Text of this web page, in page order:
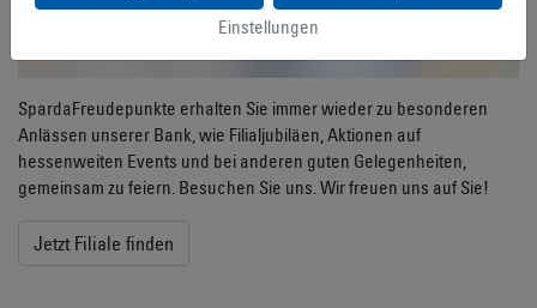
Einstellungen
SpardaFreudepunkte erhalten Sie immer wieder zu besonderen
Anlässen unserer Bank, wie Filialjubiläen, Aktionen auf
hessenweiten Events und bei anderen guten Gelegenheiten,
gemeinsam zu feiern. Besuchen Sie uns. Wir freuen uns auf Sie!
Jetzt Filiale finden